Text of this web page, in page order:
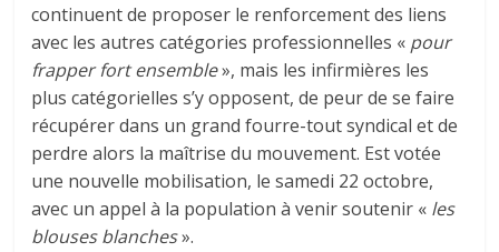
continuent de proposer le renforcement des liens
avec les autres catégories professionnelles « pour
frapper fort ensemble», mais les infirmières les
plus catégorielles s’y opposent, de peur de se faire
récupérer dans un grand fourre-tout syndical et de
perdre alors la maîtrise du mouvement. Est votée
une nouvelle mobilisation, le samedi 22 octobre,
avec un appel à la population à venir soutenir « les
blouses blanches».